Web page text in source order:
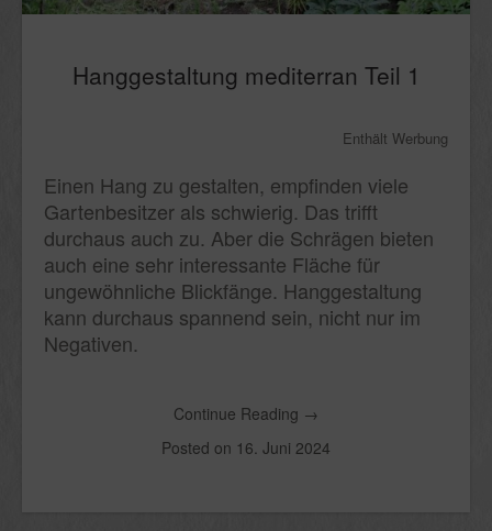
Hanggestaltung mediterran Teil 1
Enthält Werbung
Einen Hang zu gestalten, empfinden viele
Gartenbesitzer als schwierig. Das trifft
durchaus auch zu. Aber die Schrägen bieten
auch eine sehr interessante Fläche für
ungewöhnliche Blickfänge. Hanggestaltung
kann durchaus spannend sein, nicht nur im
Negativen.
Continue Reading →
Posted on 16. Juni 2024